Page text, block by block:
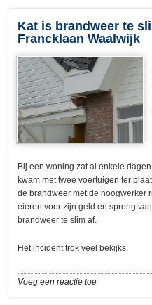
Kat is brandweer te
Francklaan Waalwijk
Bij een woning zat al enkele
kwam met twee voertuigen ter
de brandweer met de hoogwerker
eieren voor zijn geld en sprong
brandweer te slim af.
Het incident trok veel bekijks.
Voeg een reactie toe